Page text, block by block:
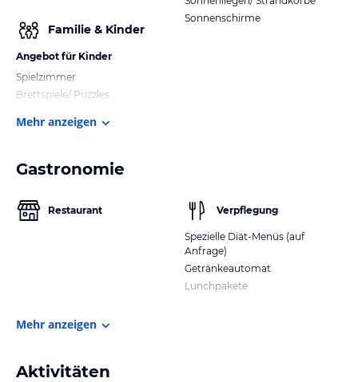
Familie & Kinder
Angebot für Kinder
Spielzimmer
Brettspiele/ Puzzles
Sonnenschirme
Mehr anzeigen
Gastronomie
Restaurant Verpflegung
Spezielle Diät-Menüs (auf
Anfrage)
Getränkeautomat
Lunchpakete
Mehr anzeigen
Aktivitäten